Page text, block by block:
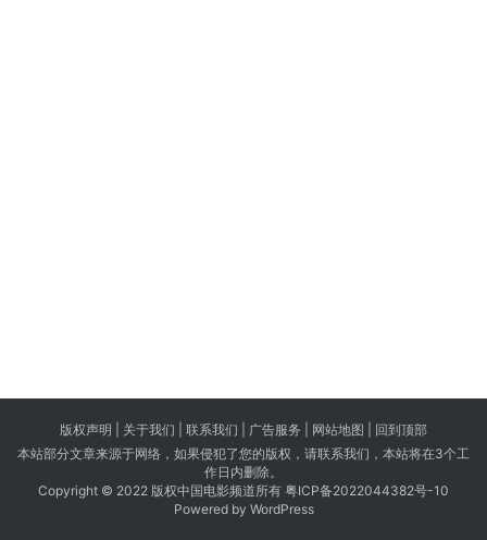
版权声明 | 关于我们 联系我们 | 广告服务 | 网站地图 | 回到顶部
本站部分文章来源于网络，如果侵犯了您的版权，请联系我们，本站将在3个工
作日内删除。
Copyright © 2022 版权中国电影频道所有 粤ICP备2022044382号-10
Powered by WordPress